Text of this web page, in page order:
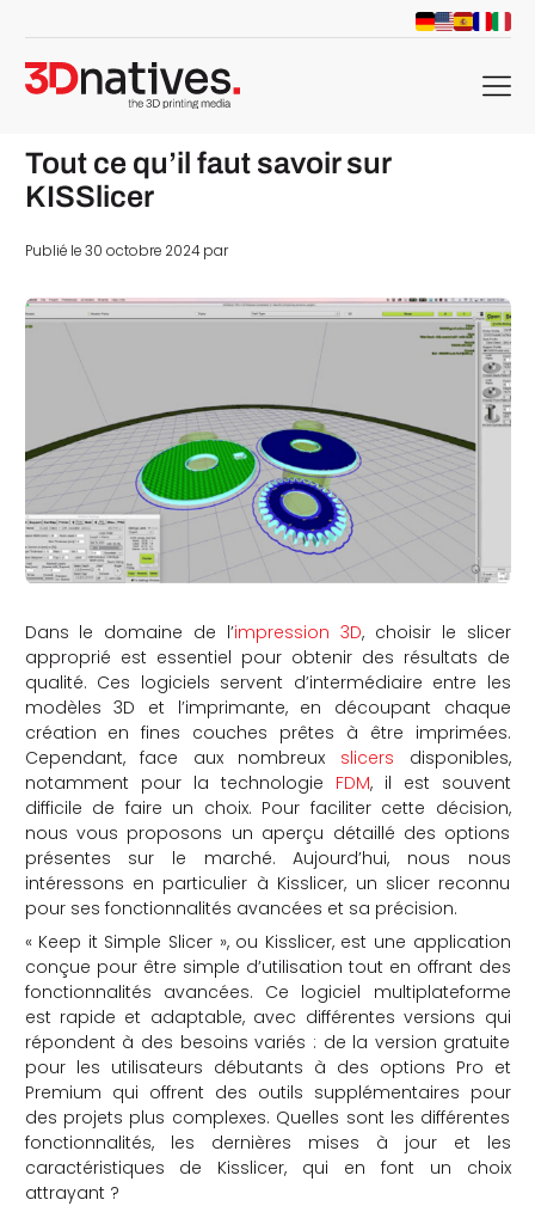
menu
Tout ce qu’il faut savoir sur
KISSlicer
Publié le 30 octobre 2024 par
Dans le domaine de l’impression 3D, choisir le slicer
approprié est essentiel pour obtenir des résultats de
qualité. Ces logiciels servent d’intermédiaire entre les
modèles 3D et l’imprimante, en découpant chaque
création en fines couches prêtes à être imprimées.
Cependant, face aux nombreux slicers disponibles,
notamment pour la technologie FDM, il est souvent
difficile de faire un choix. Pour faciliter cette décision,
nous vous proposons un aperçu détaillé des options
présentes sur le marché. Aujourd’hui, nous nous
intéressons en particulier à Kisslicer, un slicer reconnu
pour ses fonctionnalités avancées et sa précision.
« Keep it Simple Slicer », ou Kisslicer, est une application
conçue pour être simple d’utilisation tout en offrant des
fonctionnalités avancées. Ce logiciel multiplateforme
est rapide et adaptable, avec différentes versions qui
répondent à des besoins variés : de la version gratuite
pour les utilisateurs débutants à des options Pro et
Premium qui offrent des outils supplémentaires pour
des projets plus complexes. Quelles sont les différentes
fonctionnalités, les dernières mises à jour et les
caractéristiques de Kisslicer, qui en font un choix
attrayant ?